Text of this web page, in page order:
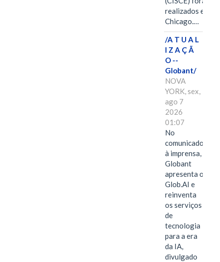
realizados em
Chicago.…
/A T U A L
I Z A Ç Ã
O --
Globant/
NOVA
YORK, sex,
ago 7
2026
01:07
No
comunicado
à imprensa,
Globant
apresenta o
Glob.AI e
reinventa
os serviços
de
tecnologia
para a era
da IA,
divulgado